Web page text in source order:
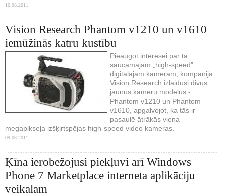
10.08.2011.
Vision Research Phantom v1210 un v1610
iemūžinās katru kustību
Pieaugot interesei par tā
saucamajām „high-speed"
digitālajām kamerām, kompānija
Vision Research izlaidusi divus
jaunus kameru modeļus -
Phantom v1210 un Phantom
v1610, apgalvojot, ka tās ir
pasaulē ātrākās viena
megapikseļa izšķirtspējas high-speed video kameras.
09.08.2011.
Ķīna ierobežojusi piekļuvi arī Windows
Phone 7 Marketplace interneta aplikāciju
veikalam